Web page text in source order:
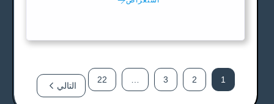
1
2
3
22
التالي